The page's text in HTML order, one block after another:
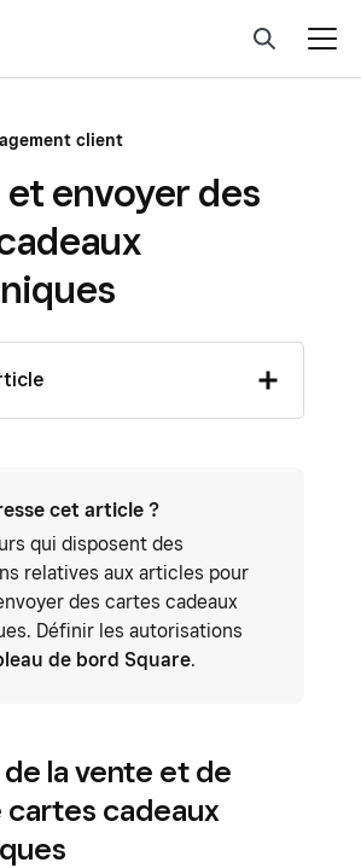
client
envoyer des
cet article ?
qui disposent des
relatives aux articles pour
des cartes cadeaux
Définir les autorisations
de bord Square.
la vente et de
cartes cadeaux